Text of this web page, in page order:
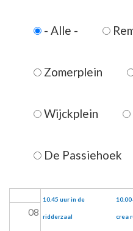
- Alle -
Zomerplein
Wijckplein
De Passiehoek
03
06
08
10.45 uur in de
ridderzaal crea